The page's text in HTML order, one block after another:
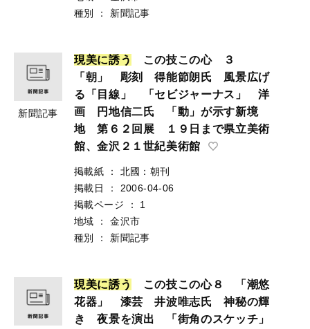
種別
： 新聞記事
新聞記事
現美に誘う
この技この心 ３
「朝」 彫刻 得能節朗氏 風景広げ
る「目線」 「セビジャーナス」 洋
画 円地信二氏 「動」が示す新境
地 第６２回展 １９日まで県立美術
館、金沢２１世紀美術館
掲載紙 ：
北國：朝刊
掲載日
：
2006-04-06
掲載ページ
：
1
地域
：
金沢市
種別
： 新聞記事
現美に誘う
この技この心８ 「潮悠
花器」 漆芸 井波唯志氏 神秘の輝
き 夜景を演出 「街角のスケッチ」